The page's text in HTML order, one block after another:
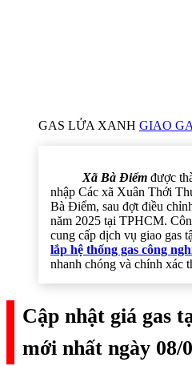
GAS LỬA XANH GIAO
Xã Bà Điểm được
nhập Các xã Xuân Thới
Bà Điểm, sau đợt điều
năm 2025 tại TPHCM.
cung cấp dịch vụ giao gas
lắp hệ thống gas công
nhanh chóng và chính xác
Cập nhật giá gas
mới nhất ngày 08/